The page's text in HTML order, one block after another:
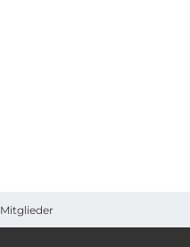
Mitglieder